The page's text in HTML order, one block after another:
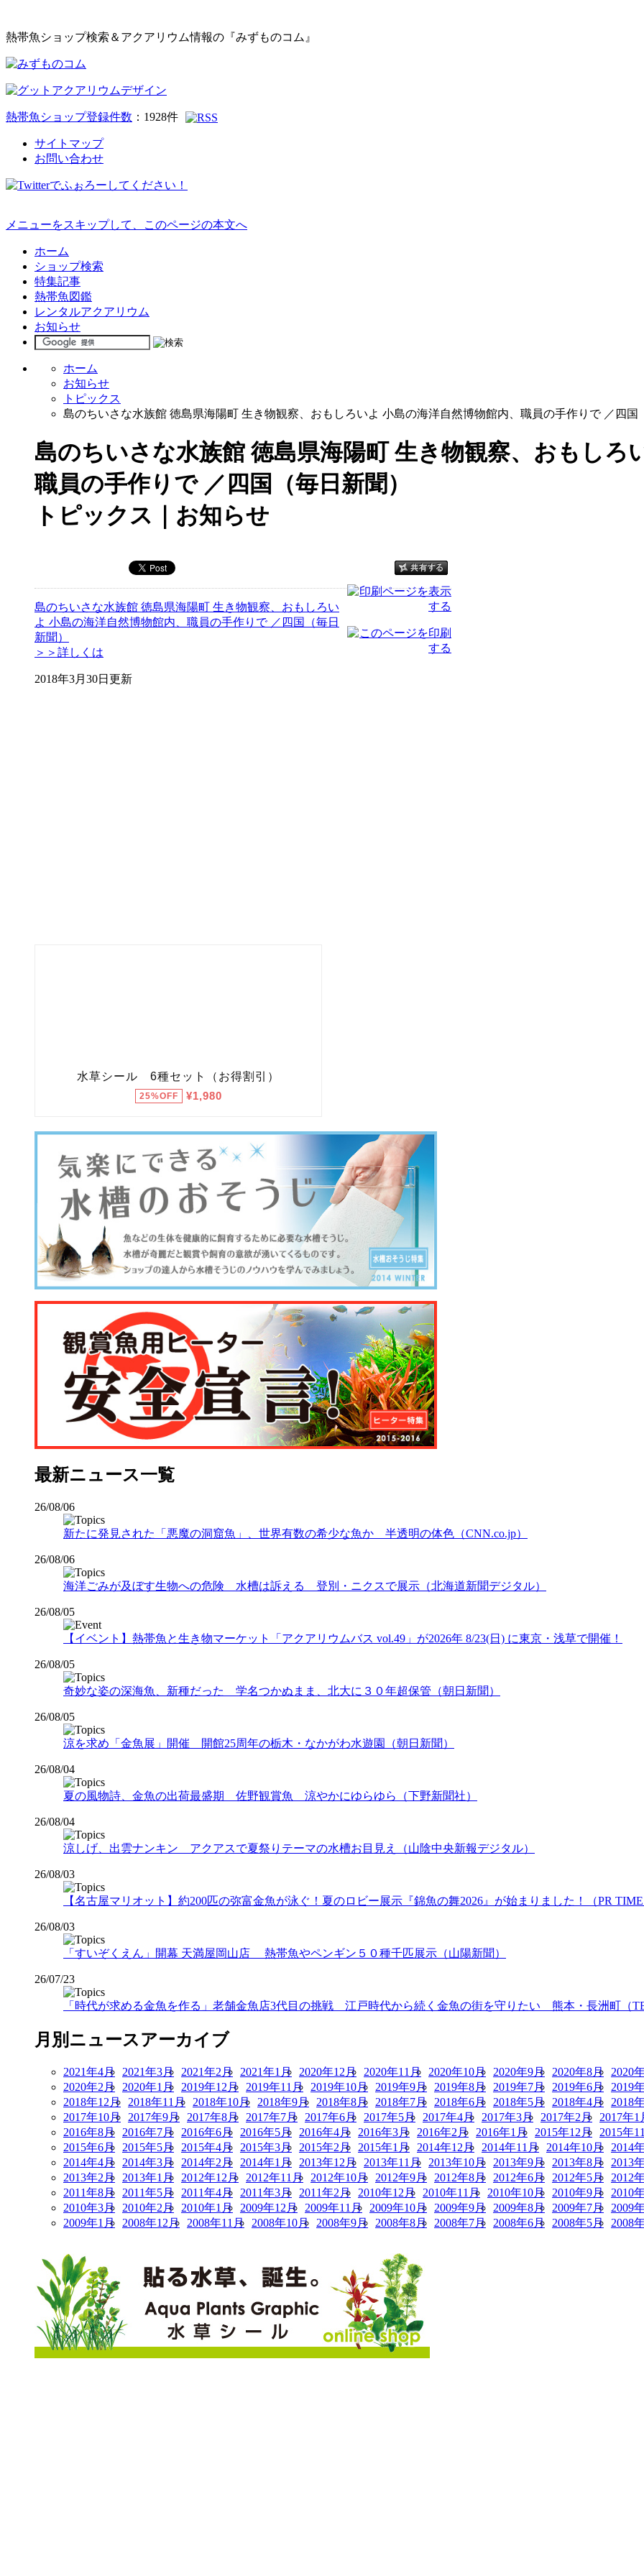
熱帯魚ショップ検索＆アクアリウム情報の『みずものコム』
熱帯魚ショップ登録件数 ： 1928件
サイトマップ
お問い合わせ
メニューをスキップして、このページの本文へ
ホーム
ショップ検索
特集記事
熱帯魚図鑑
レンタルアクアリウム
お知らせ
ホーム
お知らせ
トピックス
島のちいさな水族館 徳島県海陽町 生き物観察、おもしろいよ 小島の海洋自然博物館内、職員の手作りで ／四国
島のちいさな水族館 徳島県海陽町 生き物観察、おもしろ
職員の手作りで ／四国（毎日新聞）
トピックス｜お知らせ
島のちいさな水族館 徳島県海陽町 生き物観察、おもしろい
よ 小島の海洋自然博物館内、職員の手作りで ／四国（毎日
新聞）
＞＞詳しくは
2018年3月30日更新
最新ニュース一覧
26/08/06
新たに発見された「悪魔の洞窟魚」、世界有数の希少な魚か 半透明の体色（CNN.co.jp）
26/08/06
海洋ごみが及ぼす生物への危険 水槽は訴える 登別・ニクスで展示（北海道新聞デジタル）
26/08/05
【イベント】熱帯魚と生き物マーケット「アクアリウムバス vol.49」が2026年 8/23(日) に東京・浅草で開催！
26/08/05
奇妙な姿の深海魚、新種だった 学名つかぬまま、北大に３０年超保管（朝日新聞）
26/08/05
涼を求め「金魚展」開催 開館25周年の栃木・なかがわ水遊園（朝日新聞）
26/08/04
夏の風物詩、金魚の出荷最盛期 佐野観賞魚 涼やかにゆらゆら（下野新聞社）
26/08/04
涼しげ、出雲ナンキン アクアスで夏祭りテーマの水槽お目見え（山陰中央新報デジタル）
26/08/03
【名古屋マリオット】約200匹の弥富金魚が泳ぐ！夏のロビー展示『錦魚の舞2026』が始まりました！（PR
26/08/03
「すいぞくえん」開幕 天満屋岡山店 熱帯魚やペンギン５０種千匹展示（山陽新聞）
26/07/23
「時代が求める金魚を作る」老舗金魚店3代目の挑戦 江戸時代から続く金魚の街を守りたい 熊本・長洲町（
月別ニュースアーカイブ
2021年4月 2021年3月 2021年2月 2021年1月 2020年12月 2020年11月 2020年10月 2020年9月 2020年8月 2020
2020年2月 2020年1月 2019年12月 2019年11月 2019年10月 2019年9月 2019年8月 2019年7月 2019年6月 2019
2018年12月 2018年11月 2018年10月 2018年9月 2018年8月 2018年7月 2018年6月 2018年5月 2018年4月 2018
2017年10月 2017年9月 2017年8月 2017年7月 2017年6月 2017年5月 2017年4月 2017年3月 2017年2月 2017年1
2016年8月 2016年7月 2016年6月 2016年5月 2016年4月 2016年3月 2016年2月 2016年1月 2015年12月 2015年
2015年6月 2015年5月 2015年4月 2015年3月 2015年2月 2015年1月 2014年12月 2014年11月 2014年10月 2014
2014年4月 2014年3月 2014年2月 2014年1月 2013年12月 2013年11月 2013年10月 2013年9月 2013年8月 2013
2013年2月 2013年1月 2012年12月 2012年11月 2012年10月 2012年9月 2012年8月 2012年6月 2012年5月 2012
2011年8月 2011年5月 2011年4月 2011年3月 2011年2月 2010年12月 2010年11月 2010年10月 2010年9月 2010
2010年3月 2010年2月 2010年1月 2009年12月 2009年11月 2009年10月 2009年9月 2009年8月 2009年7月 2009
2009年1月 2008年12月 2008年11月 2008年10月 2008年9月 2008年8月 2008年7月 2008年6月 2008年5月 2008